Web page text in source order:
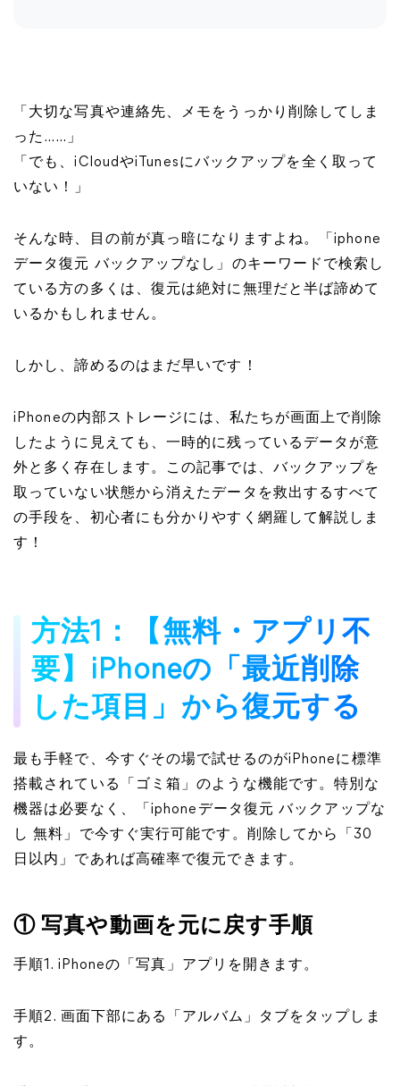
「大切な写真や連絡先、メモをうっかり削除してしま
った……」
「でも、iCloudやiTunesにバックアップを全く取って
いない！」
そんな時、目の前が真っ暗になりますよね。「iphone
データ復元 バックアップなし」のキーワードで検索し
ている方の多くは、復元は絶対に無理だと半ば諦めて
いるかもしれません。
しかし、諦めるのはまだ早いです！
iPhoneの内部ストレージには、私たちが画面上で削除
したように見えても、一時的に残っているデータが意
外と多く存在します。この記事では、バックアップを
取っていない状態から消えたデータを救出するすべて
の手段を、初心者にも分かりやすく網羅して解説しま
す！
方法1：【無料・アプリ不
要】iPhoneの「最近削除
した項目」から復元する
最も手軽で、今すぐその場で試せるのがiPhoneに標準
搭載されている「ゴミ箱」のような機能です。特別な
機器は必要なく、
「iphoneデータ復元 バックアップな
し 無料」 で今すぐ実行可能です。削除してから「30
日以内」であれば高確率で復元できます。
① 写真や動画を元に戻す手順
手順1. iPhoneの「写真」アプリを開きます。
手順2. 画面下部にある「アルバム」タブをタップしま
す。